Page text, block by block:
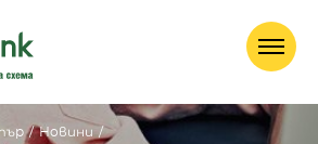
/ Новини /